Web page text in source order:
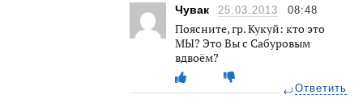
Чувак 25.03.2013 08:48
Поясните, гр. Кукуй: кто это
МЫ? Это Вы с Сабуровым
вдвоём?
Ответить